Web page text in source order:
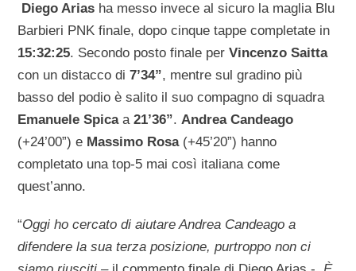
Diego Arias ha messo invece al sicuro la maglia Blu
Barbieri PNK finale, dopo cinque tappe completate in
15:32:25. Secondo posto finale perVincenzo Saitta
con un distacco di7’34”, mentre sul gradino più
basso del podio è salito il suo compagno di squadra
Emanuele Spicaa21’36”.Andrea Candeago
(+24’00”) e Massimo Rosa(+45’20”) hanno
completato una top-5 mai così italiana come
quest’anno.
“Oggi ho cercato di aiutare Andrea Candeago a
difendere la sua terza posizione, purtroppo non ci